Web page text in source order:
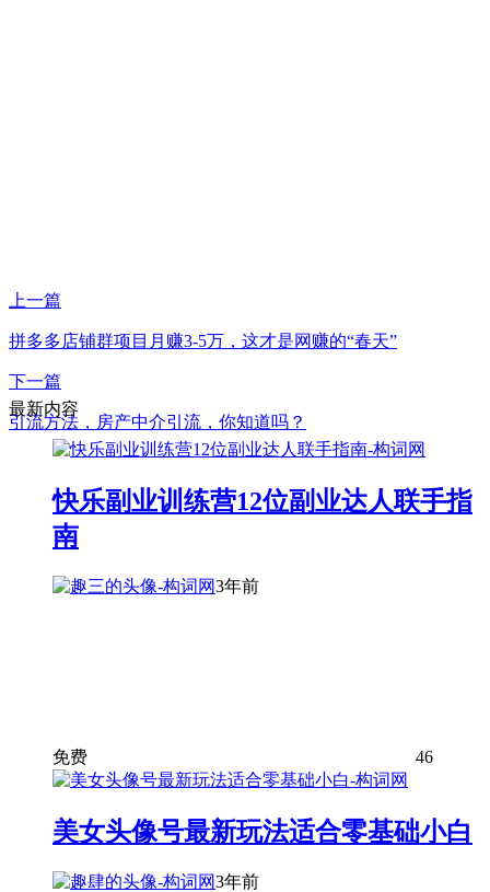
上一篇
拼多多店铺群项目月赚3-5万，这才是网赚的“春天”
下一篇
引流方法，房产中介引流，你知道吗？
最新内容
快乐副业训练营12位副业达人联手指
南
3年前
免费 46
美女头像号最新玩法适合零基础小白
3年前